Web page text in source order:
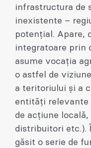
infrastructura de
inexistente –
potențial. Apare,
integratoare prin
asume vocația
o astfel de
a teritoriului și a
entități relevante
de acțiune
distribuitori etc.).
găsit o serie de